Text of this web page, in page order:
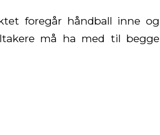
foregår håndball inne og
må ha med til begge